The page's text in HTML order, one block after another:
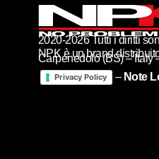
NPK è un brand
2020-2026 Tutti i diritti
Carpenedolo (BS) – Italy
Privacy Policy – Note